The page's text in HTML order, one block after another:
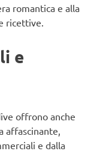
romantica e alla
ricettive.
e
offrono anche
affascinante,
e dalla